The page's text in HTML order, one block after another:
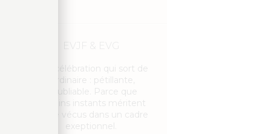
EVJF & EVG
Une célébration qui sort de
l’ordinaire : pétillante,
inoubliable. Parce que
certains instants méritent
d’être vécus dans un cadre
exeptionnel.